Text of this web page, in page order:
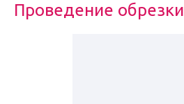
Проведение обрезки